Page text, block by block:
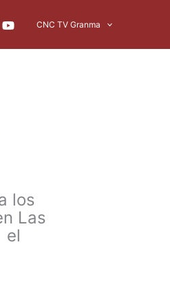
CNC TV Granma
los
Las
el